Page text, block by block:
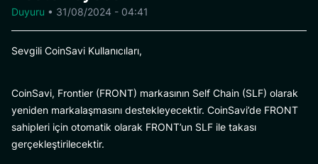
Duyuru • 31/08/2024 - 04:41
Sevgili CoinSavi Kullanıcıları,
CoinSavi, Frontier (FRONT) markasının Self Chain (SLF) olarak
yeniden markalaşmasını destekleyecektir. CoinSavi’de FRONT
sahipleri için otomatik olarak FRONT’un SLF ile takası
gerçekleştirilecektir.